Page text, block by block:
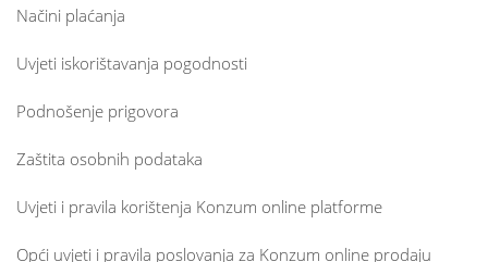
Načini plaćanja
Uvjeti iskorištavanja pogodnosti
Podnošenje prigovora
Zaštita osobnih podataka
Uvjeti i pravila korištenja Konzum online platforme
Opći uvjeti i pravila poslovanja za Konzum online prodaju